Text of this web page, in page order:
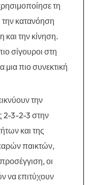
τη
την κατανόηση
και την κίνηση.
σίγουροι στη
πιο συνεκτική
την
2-3-2-3 στην
και της
παικτών,
οι
να επιτύχουν